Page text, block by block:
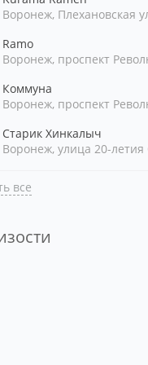
Воронеж, Плехановская
Ramo
Воронеж, проспект
Коммуна
Воронеж, проспект
Старик Хинкалыч
Воронеж, улица 20-летия
все